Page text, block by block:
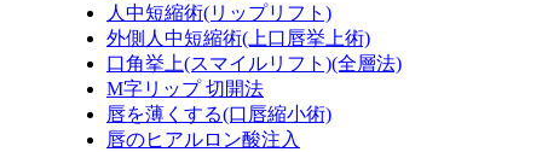
人中短縮術(リップリフト)
外側人中短縮術(上口唇挙上術)
口角挙上(スマイルリフト)(全層法)
M字リップ 切開法
唇を薄くする(口唇縮小術)
唇のヒアルロン酸注入